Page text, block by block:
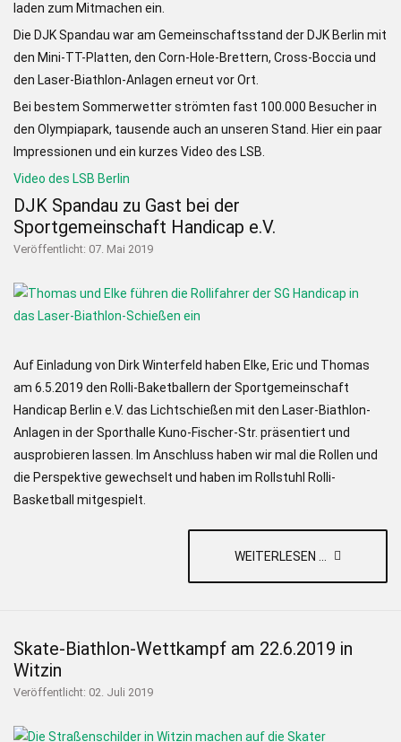
laden zum Mitmachen ein.
Die DJK Spandau war am Gemeinschaftsstand der DJK Berlin mit
den Mini-TT-Platten, den Corn-Hole-Brettern, Cross-Boccia und
den Laser-Biathlon-Anlagen erneut vor Ort.
Bei bestem Sommerwetter strömten fast 100.000 Besucher in
den Olympiapark, tausende auch an unseren Stand. Hier ein paar
Impressionen und ein kurzes Video des LSB.
Video des LSB Berlin
DJK Spandau zu Gast bei der
Sportgemeinschaft Handicap e.V.
Veröffentlicht: 07. Mai 2019
Auf Einladung von Dirk Winterfeld haben Elke, Eric und Thomas
am 6.5.2019 den Rolli-Baketballern der Sportgemeinschaft
Handicap Berlin e.V. das Lichtschießen mit den Laser-Biathlon-
Anlagen in der Sporthalle Kuno-Fischer-Str. präsentiert und
ausprobieren lassen. Im Anschluss haben wir mal die Rollen und
die Perspektive gewechselt und haben im Rollstuhl Rolli-
Basketball mitgespielt.
WEITERLESEN ...
Skate-Biathlon-Wettkampf am 22.6.2019 in
Witzin
Veröffentlicht: 02. Juli 2019